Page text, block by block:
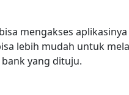
mengakses
lebih mudah untuk
yang dituju.